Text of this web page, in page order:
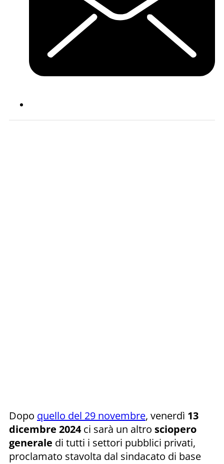
Dopo quello del 29 novembre, venerdì 13
dicembre 2024ci sarà un altro sciopero
generale di tutti i settori pubblici privati,
proclamato stavolta dal sindacato di base